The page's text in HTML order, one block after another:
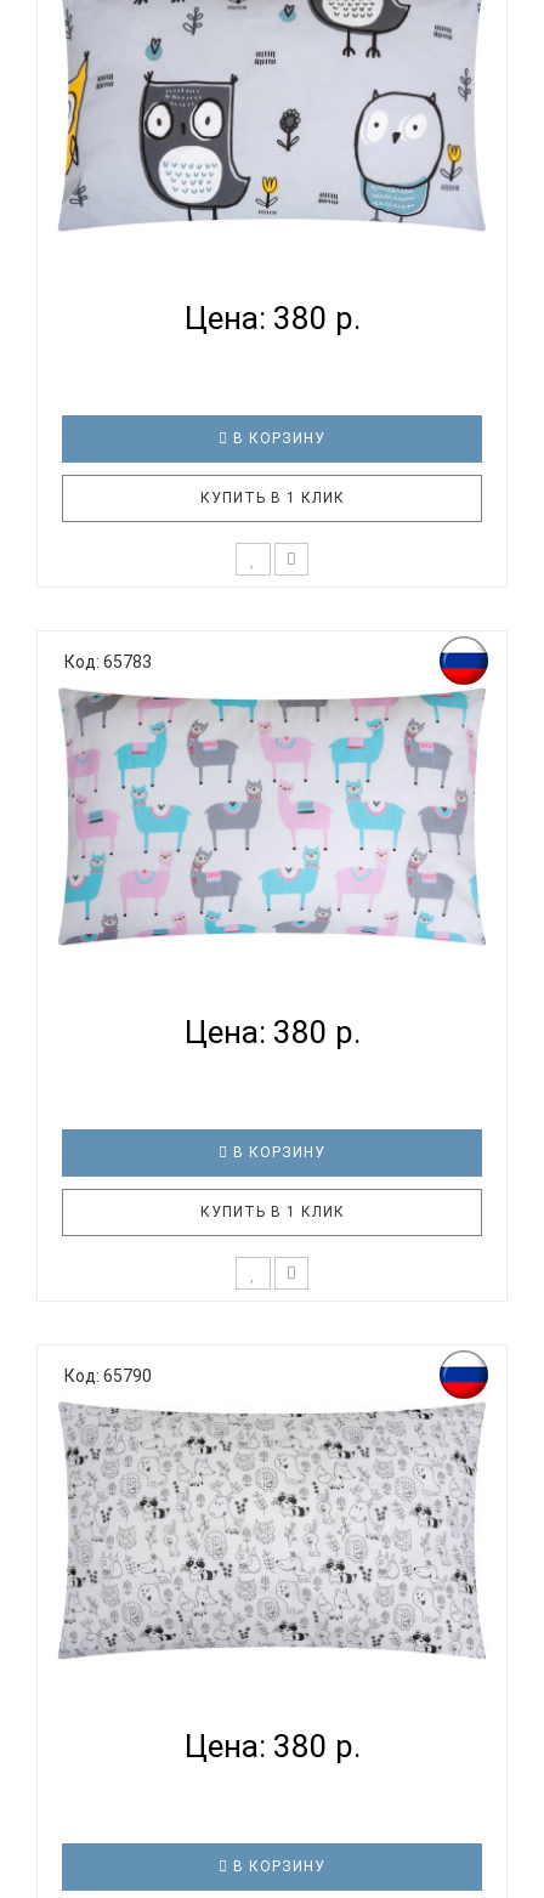
стиркам – очень важные пар..
Цена: 380 р.
В КОРЗИНУ
КУПИТЬ В 1 КЛИК
родитель подходит очень основательно. Ведь
ребенок большую часть времени проводит в
кровати. И натуральность тканей, нежный и
веселый рисунок, высокая устойчивость к частым
стиркам – очень важные параметр..
Код: 65783
Цена: 380 р.
В КОРЗИНУ
КУПИТЬ В 1 КЛИК
родитель подходит очень основательно. Ведь
ребенок большую часть времени проводит в
кровати. И натуральность тканей, нежный и
веселый рисунок, высокая устойчивость к частым
стиркам – очень важные параметр..
Код: 65790
ВОМБАТИК CLASSIC COLLECTION ЗВЕРИ И ЗВЕЗДЫ
Цена: 380 р.
В КОРЗИНУ